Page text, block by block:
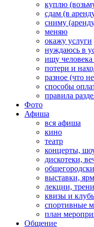
куплю
сдам (в
сниму
меняю
окажу услуги
нуждаюсь в
ищу человека
потери и
разное (что
способы
правила
Фото
Афиша
вся афиша
кино
театр
концерты,
дискотеки,
выставки,
лекции,
квизы и
спортивные
план
Общение